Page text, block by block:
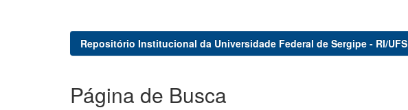
Repositório Institucional da Universidade Federal de Sergipe - RI/UFS
Página de Busca